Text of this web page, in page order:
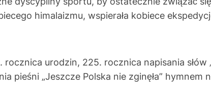
himalaizmu, wspierała kobiece
urodzin, 225. rocznica napisania słów
pieśni „Jeszcze Polska nie zginęła”